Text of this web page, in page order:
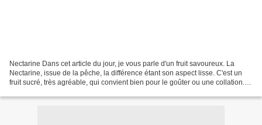
Nectarine Dans cet article du jour, je vous parle d'un fruit savoureux. La
Nectarine, issue de la pêche, la différence étant son aspect lisse. C'est un
fruit sucré, très agréable, qui convient bien pour le goûter ou une collation.